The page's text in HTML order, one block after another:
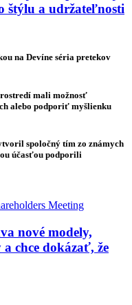
štýlu a udržateľnosti
na Devíne séria pretekov
mali možnosť
alebo podporiť myšlienku
spoločný tím zo známych
účasťou podporili
nové modely,
chce dokázať, že